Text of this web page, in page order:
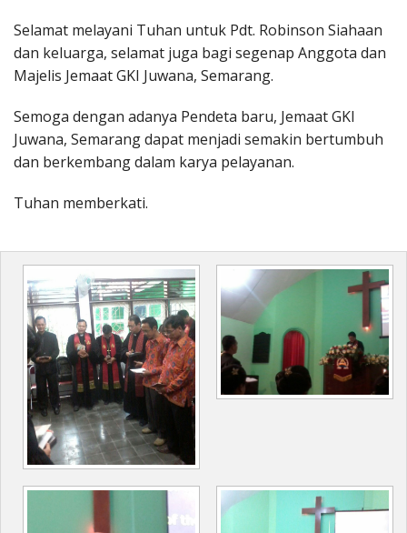
Selamat melayani Tuhan untuk Pdt. Robinson Siahaan
dan keluarga, selamat juga bagi segenap Anggota dan
Majelis Jemaat GKI Juwana, Semarang.
Semoga dengan adanya Pendeta baru, Jemaat GKI
Juwana, Semarang dapat menjadi semakin bertumbuh
dan berkembang dalam karya pelayanan.
Tuhan memberkati.